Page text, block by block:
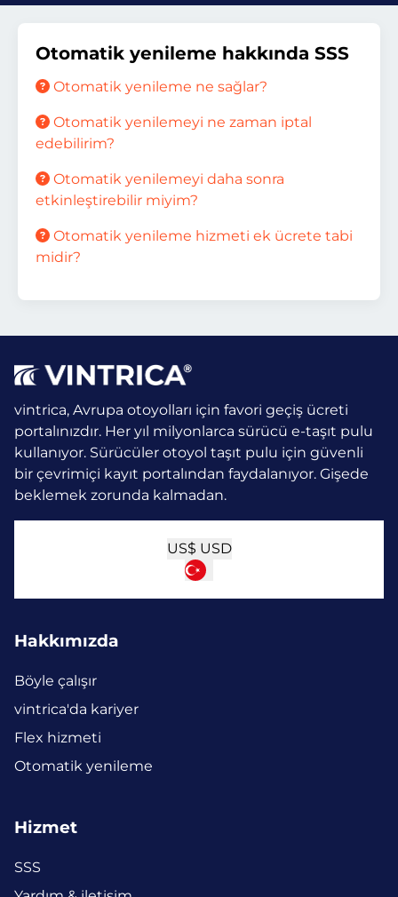
Otomatik yenileme hakkında SSS
Otomatik yenileme ne sağlar?
Otomatik yenilemeyi ne zaman iptal
edebilirim?
Otomatik yenilemeyi daha sonra
etkinleştirebilir miyim?
Otomatik yenileme hizmeti ek ücrete tabi
midir?
vintrica, Avrupa otoyolları için favori geçiş ücreti
portalınızdır. Her yıl milyonlarca sürücü e-taşıt pulu
kullanıyor. Sürücüler otoyol taşıt pulu için güvenli
bir çevrimiçi kayıt portalından faydalanıyor. Gişede
beklemek zorunda kalmadan.
US$ USD
Hakkımızda
Böyle çalışır
vintrica'da kariyer
Flex hizmeti
Otomatik yenileme
Hizmet
SSS